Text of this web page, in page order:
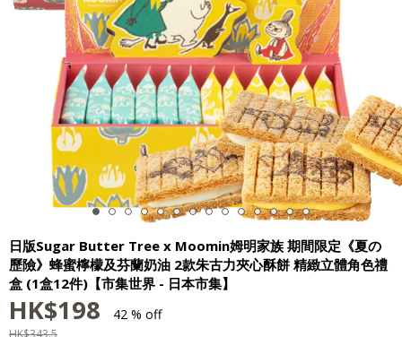
日版Sugar Butter Tree x Moomin姆明家族 期間限定《夏の
歷險》蜂蜜檸檬及芬蘭奶油 2款朱古力夾心酥餅 精緻立體角色禮
盒 (1盒12件)【市集世界 - 日本市集】
HK$198 42 % off
HK$343.5